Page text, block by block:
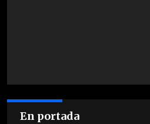
En portada